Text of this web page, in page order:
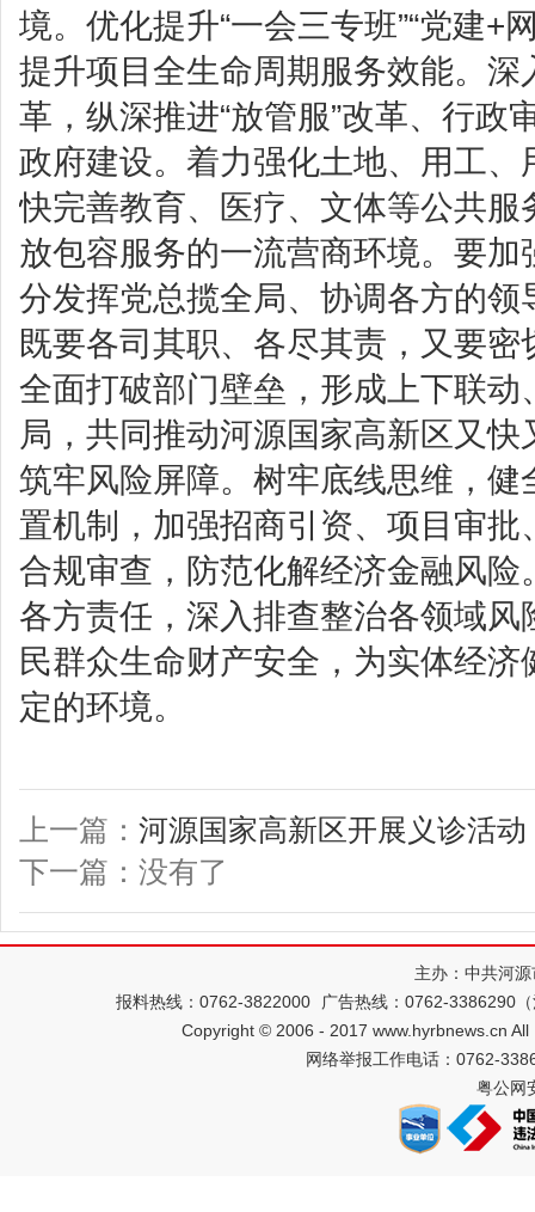
境。优化提升“一会三专班”“党建+
提升项目全生命周期服务效能。深
革，纵深推进“放管服”改革、行政
政府建设。着力强化土地、用工、
快完善教育、医疗、文体等公共服
放包容服务的一流营商环境。要
分发挥党总揽全局、协调各方的领
既要各司其职、各尽其责，又要
全面打破部门壁垒，形成上下联动
局，共同推动河源国家高新区又
筑牢风险屏障。树牢底线思维，
置机制，加强招商引资、项目审
合规审查，防范化解经济金融风险
各方责任，深入排查整治各领域
民群众生命财产安全，为实体经
定的环境。
上一篇： 河源国家高新区开展义诊活动
下一篇：没有了